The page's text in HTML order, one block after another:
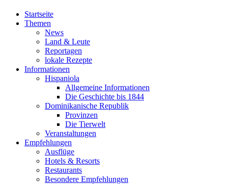
Startseite
Themen
News
Land & Leute
Reportagen
lokale Rezepte
Informationen
Hispaniola
Allgemeine Informationen
Die Geschichte bis 1844
Dominikanische Republik
Provinzen
Die Tierwelt
Veranstaltungen
Empfehlungen
Ausflüge
Hotels & Resorts
Restaurants
Besondere Empfehlungen